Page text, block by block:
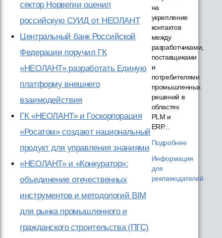
сектор Норвегии оценил
российскую СУИД от НЕОЛАНТ
Центральный банк Российской
Федерации поручил ГК
«НЕОЛАНТ» разработать Единую
платформу внешнего
взаимодействия
ГК «НЕОЛАНТ» и Госкорпорация
«Росатом» создают национальный
продукт для управления знаниями
«НЕОЛАНТ» и «Конкуратор»:
объединение отечественных
инструментов и методологий BIM
для рынка промышленного и
гражданского строительства (ПГС)
на
укрепление
контактов
между
разработчиками,
поставщиками
и
потребителями
промышленных
решений в
областях
PLM и
ERP...
Подробнее
Информация
для
рекламодателей